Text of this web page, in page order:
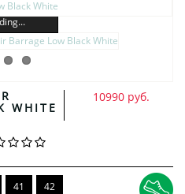
WHITE
10990 руб.
41 42